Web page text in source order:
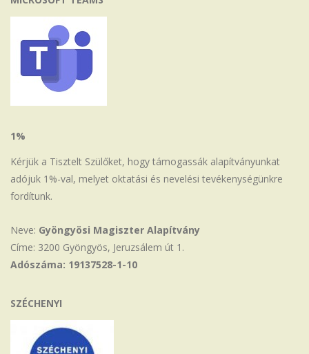
1%
Kérjük a Tisztelt Szülőket, hogy támogassák alapítványunkat
adójuk 1%-val, melyet oktatási és nevelési tevékenységünkre
fordítunk.
Neve: Gyöngyösi Magiszter Alapítvány
Címe: 3200 Gyöngyös, Jeruzsálem út 1.
Adószáma: 19137528-1-10
SZÉCHENYI